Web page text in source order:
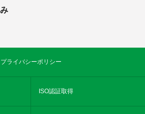
プライバシーポリシー
ISO認証取得